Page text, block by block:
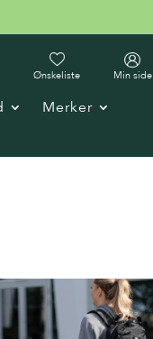
Ønskeliste Min side
Merker